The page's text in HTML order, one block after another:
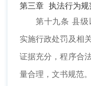
第三章 执法行为规
第十九条 县级
实施行政处罚及相
证据充分，程序合
量合理，文书规范。